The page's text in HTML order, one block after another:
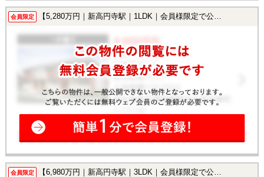
会員限定 【5,280万円｜新高円寺駅｜1LDK｜会員様限定で公開中！】
会員限定 【6,980万円｜新高円寺駅｜3LDK｜会員様限定で公開中！】